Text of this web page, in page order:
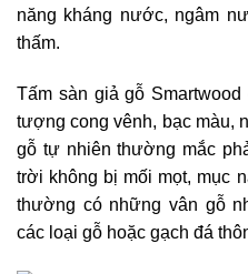
năng kháng nước, ngâm
thấm.
Tấm sàn giả gỗ
tượng cong vênh, bạc màu,
gỗ tự nhiên thường mắc
trời không bị mối mọt, mục
thường có những vân gỗ
các loại gỗ hoặc gạch đá